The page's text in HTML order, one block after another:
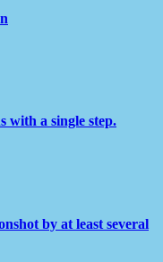
with a single step.
by at least several